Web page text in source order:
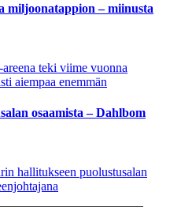
miljoonatappion – miinusta
teki viime vuonna
aiempaa enemmän
osaamista – Dahlbom
hallitukseen puolustusalan